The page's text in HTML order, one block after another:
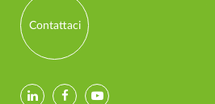
Contattaci